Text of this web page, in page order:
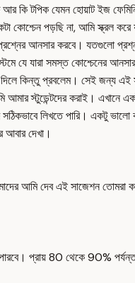
কি টপিক যেমন হোয়াট ইজ
পড়ছি না, আমি স্ক্রল করে
আনসার করবে। যতগুলো
যে যারা সমস্ত কোশ্চেনের
দিলে কিন্তু প্রবলেম। সেই
স্টুডেন্টদের করাই। এখানে
লিখতে পারি। একটু
আবার দেখা।
আমি দেব এই সাজেশন
প্রায় 80 থেকে 90%